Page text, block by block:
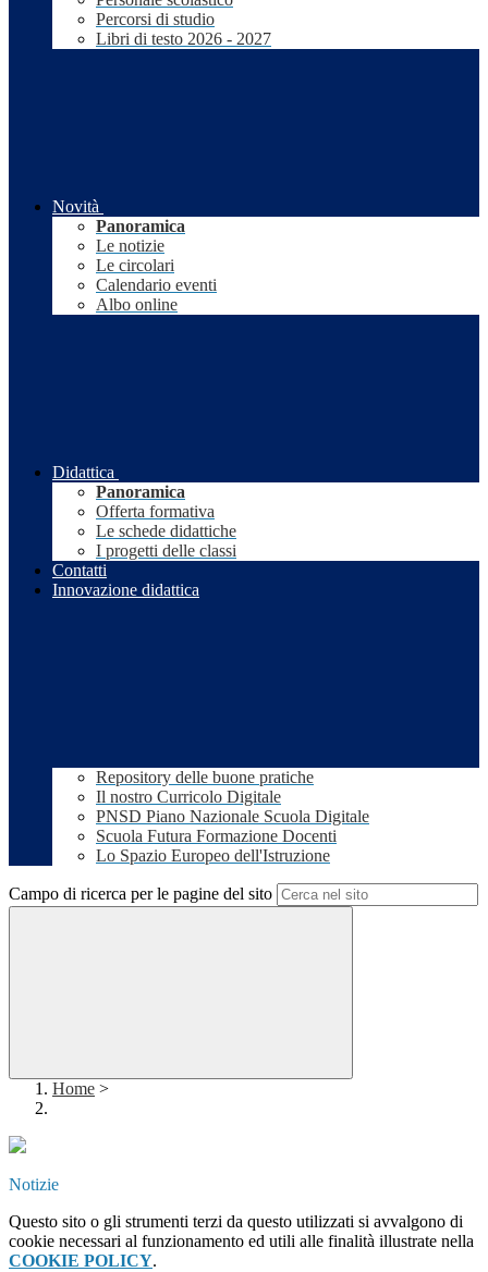
Percorsi di studio
Libri di testo 2026 - 2027
Novità
Panoramica
Le notizie
Le circolari
Calendario eventi
Albo online
Didattica
Panoramica
Offerta formativa
Le schede didattiche
I progetti delle classi
Contatti
Innovazione didattica
Repository delle buone pratiche
Il nostro Curricolo Digitale
PNSD Piano Nazionale Scuola Digitale
Scuola Futura Formazione Docenti
Lo Spazio Europeo dell'Istruzione
Campo di ricerca per le pagine del sito
Home >
Notizie
Questo sito o gli strumenti terzi da questo utilizzati si avvalgono di
cookie necessari al funzionamento ed utili alle finalità illustrate nella
COOKIE POLICY.